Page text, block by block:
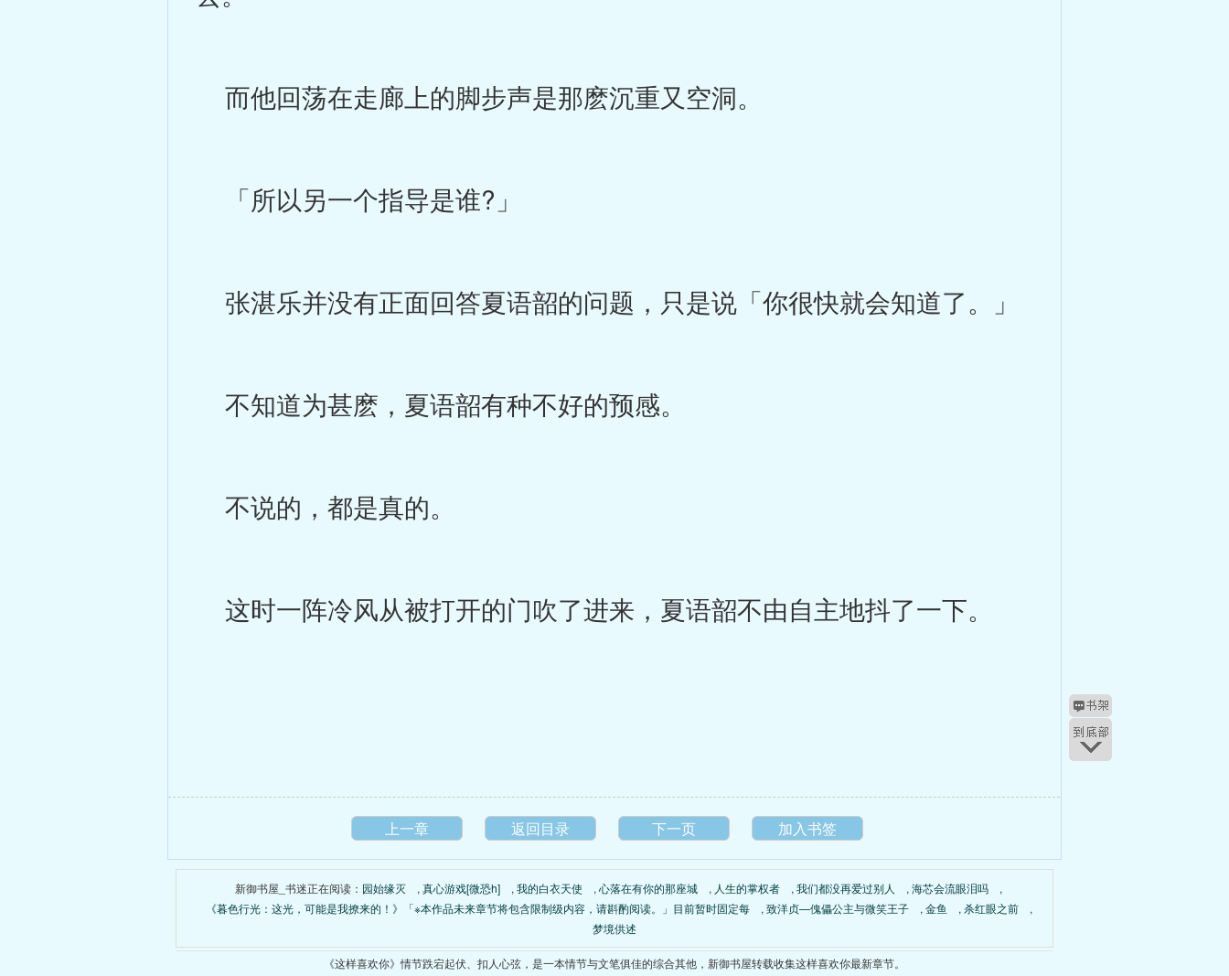
而他回荡在走廊上的脚步声是那麽沉重又空洞。
「所以另一个指导是谁?」
张湛乐并没有正面回答夏语韶的问题，只是说「你很快就会知道了。」
不知道为甚麽，夏语韶有种不好的预感。
不说的，都是真的。
这时一阵冷风从被打开的门吹了进来，夏语韶不由自主地抖了一下。
上一章 返回目录 下一页 加入书签
新御书屋_书迷正在阅读： 园始缘灭 , 真心游戏[微恐h] , 我的白衣天使 , 心落在有你的那座城 , 人生的掌权者 , 我们都没再爱过别人 , 海芯会流眼泪吗
,
《暮色行光：这光，可能是我撩来的！》「※本作品未来章节将包含限制级内容，请斟酌阅读。」目前暂时固定每
, 致洋贞—傀儡公主与微笑王子 , 金鱼 , 杀红眼之前
,
梦境供述
《这样喜欢你》情节跌宕起伏、扣人心弦，是一本情节与文笔俱佳的综合其他，新御书屋转载收集这样喜欢你最新章节。